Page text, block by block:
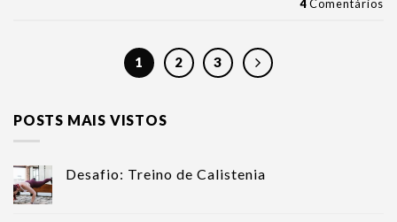
4Comentários
1 2 3
POSTS MAIS VISTOS
Desafio: Treino de Calistenia